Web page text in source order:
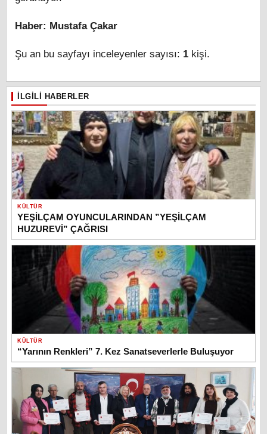
Haber: Mustafa Çakar
Şu an bu sayfayı inceleyenler sayısı: 1 kişi.
İLGILI HABERLER
KÜLTÜR
YEŞİLÇAM OYUNCULARINDAN ”YEŞİLÇAM
HUZUREVİ” ÇAĞRISI
KÜLTÜR
“Yarının Renkleri” 7. Kez Sanatseverlerle Buluşuyor